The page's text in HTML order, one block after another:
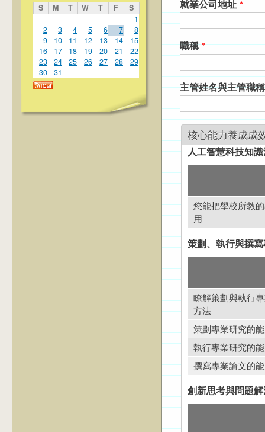
S M T W T F
S
1
2
3 4 5 6 7
8
9
10 11 12 13 14
15
16
17 18 19 20 21
22
23
24 25 26 27 28
29
30
31
就業公司地址*
職稱*
主管姓名與主管職
核心能力養成成
人工智慧科技知
您能把學校所教
用
策劃、執行與撰
瞭解策劃與執行
方法
策劃專業研究的
執行專業研究的
撰寫專業論文的
創新思考與問題